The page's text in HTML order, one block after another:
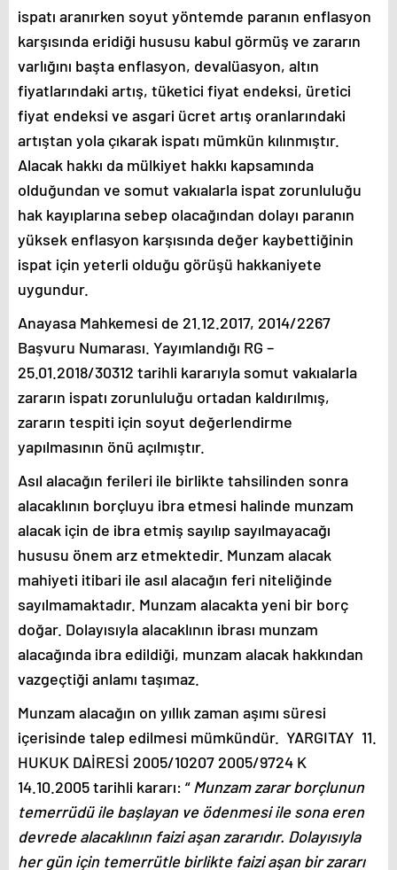
ispatı aranırken soyut yöntemde paranın enflasyon
karşısında eridiği hususu kabul görmüş ve zararın
varlığını başta enflasyon, devalüasyon, altın
fiyatlarındaki artış, tüketici fiyat endeksi, üretici
fiyat endeksi ve asgari ücret artış oranlarındaki
artıştan yola çıkarak ispatı mümkün kılınmıştır.
Alacak hakkı da mülkiyet hakkı kapsamında
olduğundan ve somut vakıalarla ispat zorunluluğu
hak kayıplarına sebep olacağından dolayı paranın
yüksek enflasyon karşısında değer kaybettiğinin
ispat için yeterli olduğu görüşü hakkaniyete
uygundur.
Anayasa Mahkemesi de 21.12.2017, 2014/2267
Başvuru Numarası. Yayımlandığı RG –
25.01.2018/30312 tarihli kararıyla somut vakıalarla
zararın ispatı zorunluluğu ortadan kaldırılmış,
zararın tespiti için soyut değerlendirme
yapılmasının önü açılmıştır.
Asıl alacağın ferileri ile birlikte tahsilinden sonra
alacaklının borçluyu ibra etmesi halinde munzam
alacak için de ibra etmiş sayılıp sayılmayacağı
hususu önem arz etmektedir. Munzam alacak
mahiyeti itibari ile asıl alacağın feri niteliğinde
sayılmamaktadır. Munzam alacakta yeni bir borç
doğar. Dolayısıyla alacaklının ibrası munzam
alacağında ibra edildiği, munzam alacak hakkından
vazgeçtiği anlamı taşımaz.
Munzam alacağın on yıllık zaman aşımı süresi
içerisinde talep edilmesi mümkündür. YARGITAY 11.
HUKUK DAİRESİ 2005/10207 2005/9724 K
14.10.2005 tarihli kararı: “Munzam zarar borçlunun
temerrüdü ile başlayan ve ödenmesi ile sona eren
devrede alacaklının faizi aşan zararıdır. Dolayısıyla
her gün için temerrütle birlikte faizi aşan bir zararı